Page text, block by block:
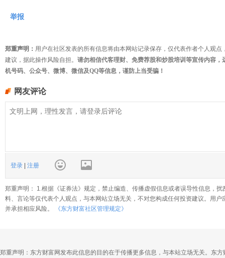
举报
郑重声明： 用户在社区发表的所有信息将由本网站记录保存，仅代表作者个人观
建议，据此操作风险自担。 请勿相信代客理财、免费荐股和炒股培训等宣传内容
机号码、公众号、微博、微信及QQ等信息，谨防上当受骗！
网友评论
登录 | 注册
郑重声明： 1.根据《证券法》规定，禁止编造、传播虚假信息或者误导性信息，
料、言论等仅代表个人观点，与本网站立场无关，不对您构成任何投资建议。用
并承担相应风险。
《东方财富社区管理规定》
郑重声明：东方财富网发布此信息的目的在于传播更多信息，与本站立场无关。东